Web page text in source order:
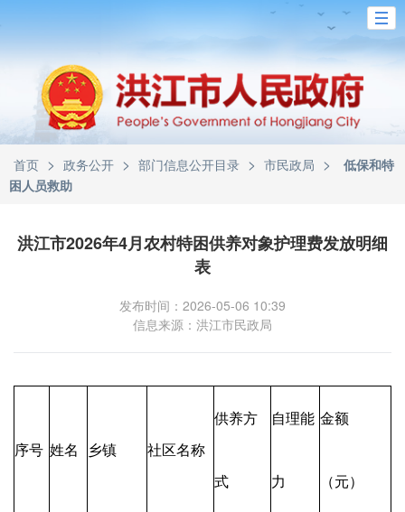
首页 > 政务公开 > 部门信息公开目录 > 市民政局 >
低保和特
困人员救助
洪江市2026年4月农村特困供养对象护理费发放明细
表
发布时间：2026-05-06 10:39
信息来源：洪江市民政局
序号 姓名 乡镇 社区名称
供养方
式
自理能
力
金额
（元）